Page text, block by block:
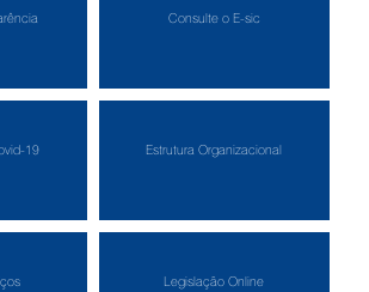
Consulte o E-sic
19 Estrutura Organizacional
Legislação Online